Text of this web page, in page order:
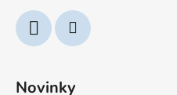
Novinky